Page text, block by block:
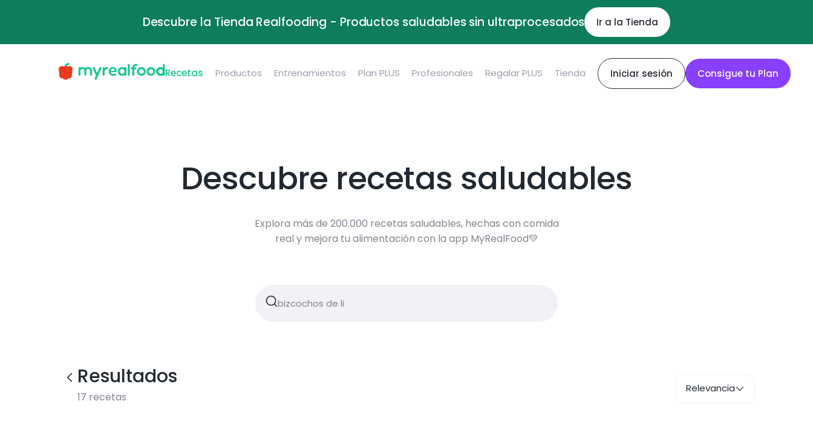
Descubre la Tienda Realfooding - Productos saludables sin ultraprocesados Ir a la Tienda
Recetas Productos Entrenamientos Plan PLUS Profesionales Regalar PLUS Tienda Iniciar sesión Consigue tu Plan
Descubre recetas saludables
Explora más de 200.000 recetas saludables, hechas con comida
real y mejora tu alimentación con la app MyRealFood💚
Resultados
17 recetas
Relevancia